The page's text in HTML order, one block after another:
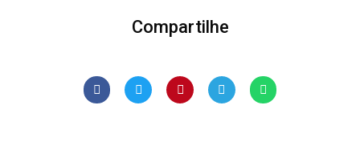
Compartilhe